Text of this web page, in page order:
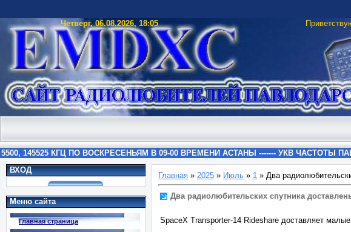
Четверг, 06.08.2026, 18:05
ВХОД
Меню сайта
Главная страница
Главная » 2025 » Июль » 1 » Два
Два радиолюбительских спутника
SpaceX Transporter-14 Rideshare доставляет